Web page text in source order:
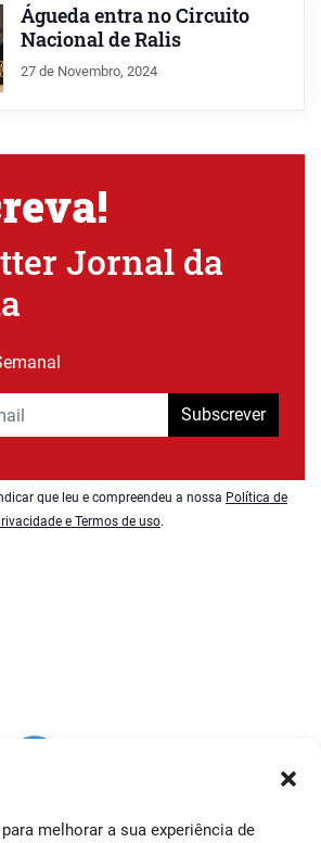
melhorar a sua experiência de
Águeda entra no Circuito
Nacional de Ralis
27 de Novembro, 2024
Jornal da
Subscrever
que leu e compreendeu a nossa Política de
e Termos de uso.